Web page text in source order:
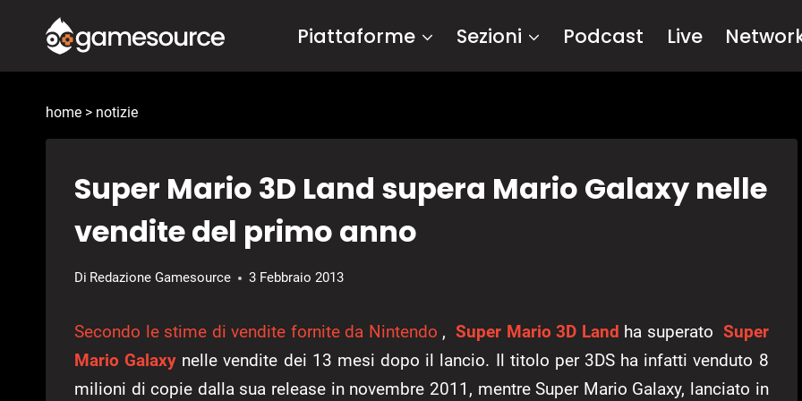
contenuto
Piattaforme Sezioni Podcast Live
home > notizie
Super Mario 3D Land supera Mario Galaxy nelle
vendite del primo anno
Di Redazione Gamesource 3 Febbraio 2013
Secondo le stime di vendite fornite da Nintendo ,Super Mario 3D Land ha superato Super
Mario Galaxy nelle vendite dei 13 mesi dopo il lancio. Il titolo per 3DS ha infatti venduto 8
milioni di copie dalla sua release in novembre 2011, mentre Super Mario Galaxy, lanciato in